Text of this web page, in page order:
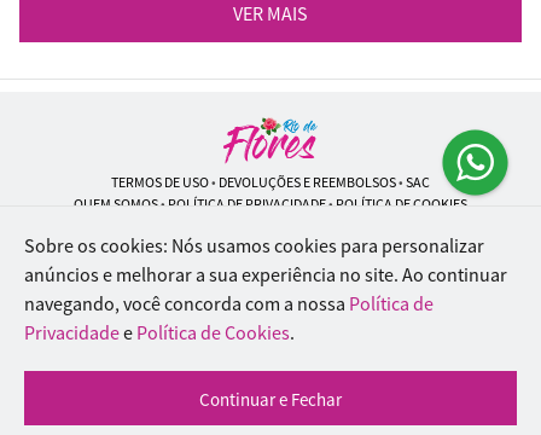
VER MAIS
TERMOS DE USO• DEVOLUÇÕES E REEMBOLSOS• SAC
QUEM SOMOS• POLÍTICA DE PRIVACIDADE• POLÍTICA DE COOKIES
Rio de Flores | CNPJ: 18.184.423/0001-74
Rua Lopes Trovão, 42 - Rio de Janeiro - RJ - 20.920-340
WhatsApp: (21) 96451-9290| Telefone: (21) 9 6715-9790
© 2024-2026 - Todos os direitos reservados - Desenvolvido por
Inteligentes
Sobre os cookies: Nós usamos cookies para personalizar
anúncios e melhorar a sua experiência no site. Ao continuar
navegando, você concorda com a nossa Política de
Privacidadee Política de Cookies.
Continuar e Fechar